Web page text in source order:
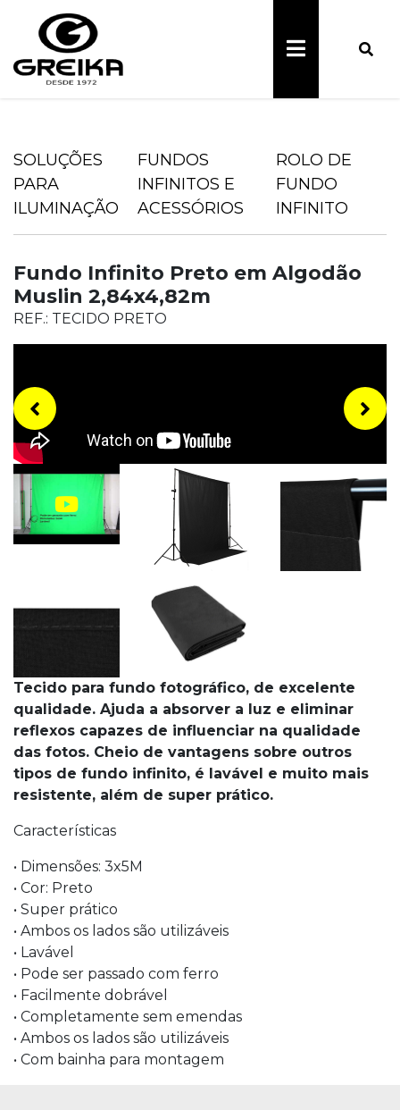
SOLUÇÕES
PARA
ILUMINAÇÃO
FUNDOS
INFINITOS E
ACESSÓRIOS
ROLO DE
FUNDO
INFINITO
Fundo Infinito Preto em Algodão
Muslin 2,84x4,82m
REF.: TECIDO PRETO
Tecido para fundo fotográfico, de excelente
qualidade. Ajuda a absorver a luz e eliminar
reflexos capazes de influenciar na qualidade
das fotos. Cheio de vantagens sobre outros
tipos de fundo infinito, é lavável e muito mais
resistente, além de super prático.
Características
• Dimensões: 3x5M
• Cor: Preto
• Super prático
• Ambos os lados são utilizáveis
• Lavável
• Pode ser passado com ferro
• Facilmente dobrável
• Completamente sem emendas
• Ambos os lados são utilizáveis
• Com bainha para montagem